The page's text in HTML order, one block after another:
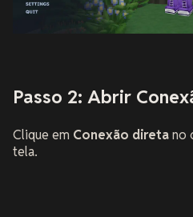
Passo 2: Abrir
Clique em Conexão diretano
tela.